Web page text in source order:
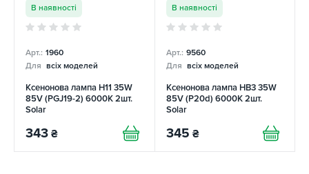
В наявності
Арт.: 1960
Для всіх моделей
Ксенонова лампа Н11 35W
85V (PGJ19-2) 6000K 2шт.
Solar
343 ₴
В наявності
Арт.: 9560
Для всіх моделей
Ксенонова лампа HB3 35W
85V (P20d) 6000K 2шт.
Solar
345 ₴